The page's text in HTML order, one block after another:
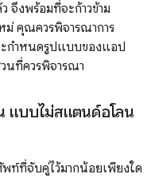
งพร้อมที่จะก้าวข้าม
ม่ คุณควรพิจารณาการ
กำหนดรูปแบบของแอป
นที่ควรพิจารณา
แบบไม่สแตนด์อโลน
ท์ที่จับคู่ไว้มากน้อยเพียงใด